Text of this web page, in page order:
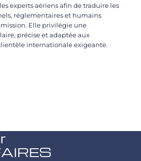
experts aériens afin de traduire les
réglementaires et humains
Elle privilégie une
précise et adaptée aux
internationale exigeante.